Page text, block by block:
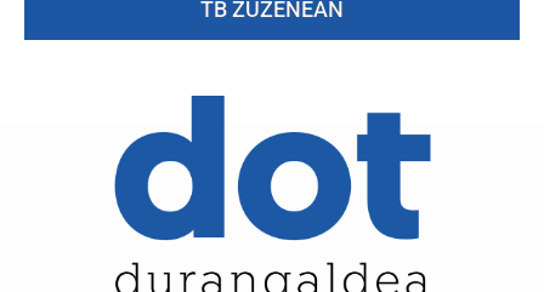
TB ZUZENEAN